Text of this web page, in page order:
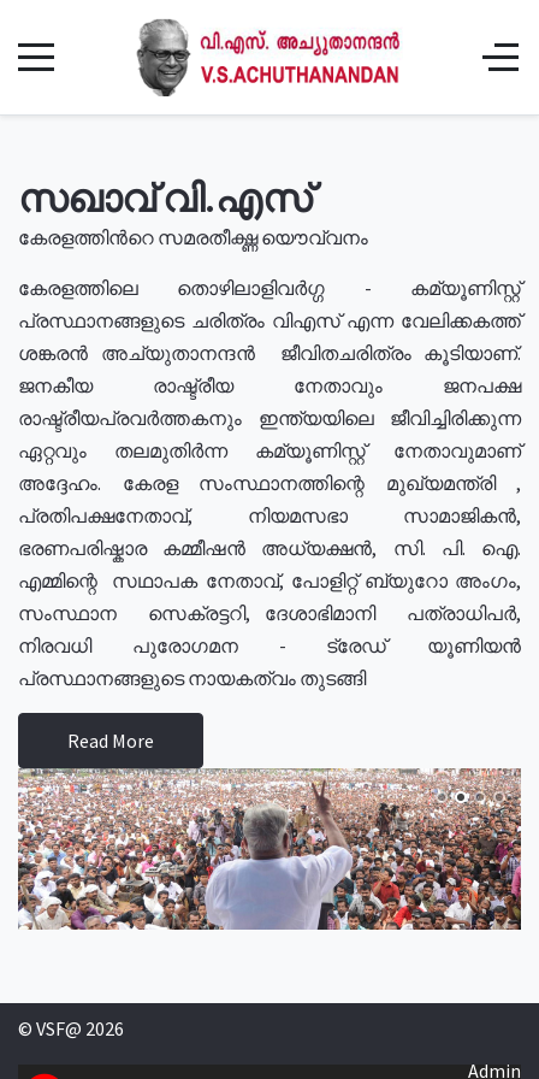
സഖാവ് വി.എസ്
കേരളത്തിൻറെ സമരതീക്ഷ്ണ യൌവ്വനം
കേരളത്തിലെ തൊഴിലാളിവർഗ്ഗ - കമ്യൂണിസ്റ്റ്
പ്രസ്ഥാനങ്ങളുടെ ചരിത്രം വിഎസ് എന്ന വേലിക്കകത്ത്
ശങ്കരൻ അച്യുതാനന്ദൻ ജീവിതചരിത്രം കൂടിയാണ്.
ജനകീയ രാഷ്ട്രീയ നേതാവും ജനപക്ഷ
രാഷ്ട്രീയപ്രവർത്തകനും ഇന്ത്യയിലെ ജീവിച്ചിരിക്കുന്ന
ഏറ്റവും തലമുതിർന്ന കമ്യൂണിസ്റ്റ് നേതാവുമാണ്
അദ്ദേഹം. കേരള സംസ്ഥാനത്തിന്റെ മുഖ്യമന്ത്രി ,
പ്രതിപക്ഷനേതാവ്, നിയമസഭാ സാമാജികൻ,
ഭരണപരിഷ്കാര കമ്മീഷൻ അധ്യക്ഷൻ, സി. പി. ഐ.
എമ്മിന്റെ സഥാപക നേതാവ്, പോളിറ്റ് ബ്യുറോ അംഗം,
സംസ്ഥാന സെക്രട്ടറി, ദേശാഭിമാനി പത്രാധിപർ,
നിരവധി പുരോഗമന - ട്രേഡ് യൂണിയൻ
പ്രസ്ഥാനങ്ങളുടെ നായകത്വം തുടങ്ങി
Read More
© VSF@ 2026
Admin